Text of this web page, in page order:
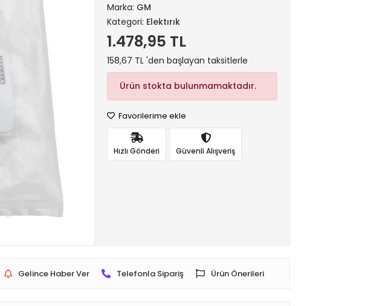
Marka: GM
Kategori: Elektırık
1.478,95 TL
158,67 TL 'den başlayan taksitlerle
Ürün stokta bulunmamaktadır.
Favorilerime ekle
Hızlı Gönderi Güvenli Alışveriş
Gelince Haber Ver Telefonla Sipariş Ürün Önerileri